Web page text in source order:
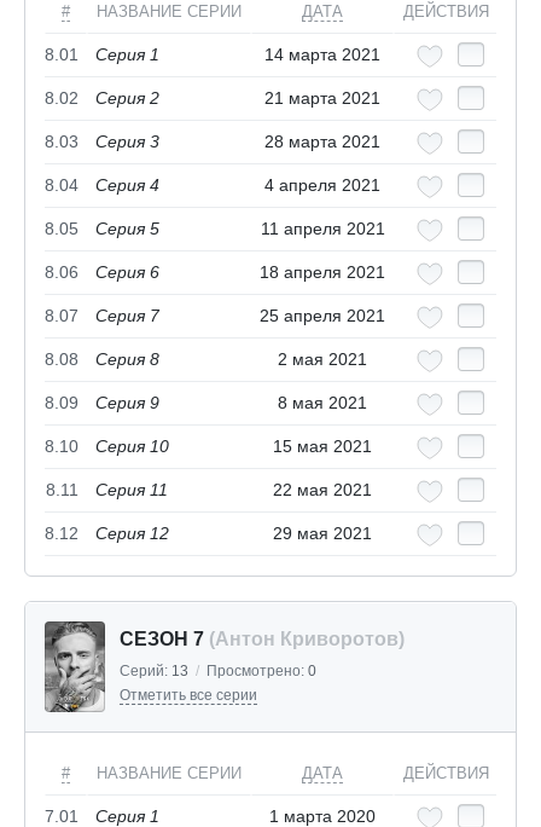
# НАЗВАНИЕ СЕРИИ ДАТА ДЕЙСТВИЯ
8.01 Серия 1 14 марта 2021
8.02 Серия 2 21 марта 2021
8.03 Серия 3 28 марта 2021
8.04 Серия 4 4 апреля 2021
8.05 Серия 5 11 апреля 2021
8.06 Серия 6 18 апреля 2021
8.07 Серия 7 25 апреля 2021
8.08 Серия 8 2 мая 2021
8.09 Серия 9 8 мая 2021
8.10 Серия 10 15 мая 2021
8.11 Серия 11 22 мая 2021
8.12 Серия 12 29 мая 2021
СЕЗОН 7 (Антон Криворотов)
Серий: 13 / Просмотрено: 0
Отметить все серии
# НАЗВАНИЕ СЕРИИ ДАТА ДЕЙСТВИЯ
7.01 Серия 1 1 марта 2020